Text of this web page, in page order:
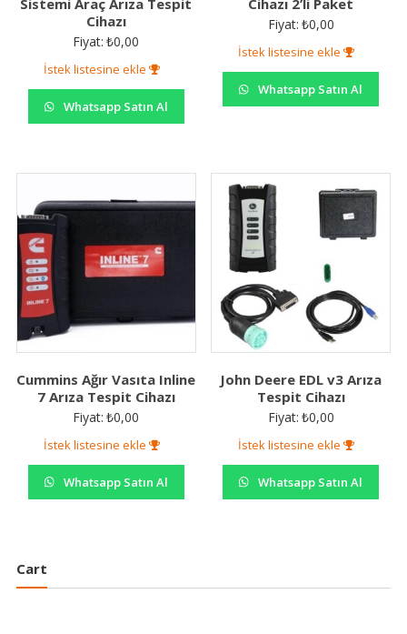
Cihazı
Fiyat: ₺0,00
İstek listesine ekle
Whatsapp Satın Al
Fiyat: ₺0,00
İstek listesine ekle
Whatsapp Satın Al
Cummins Ağır Vasıta Inline
7 Arıza Tespit Cihazı
Fiyat: ₺0,00
İstek listesine ekle
Whatsapp Satın Al
John Deere EDL v3 Arıza
Tespit Cihazı
Fiyat: ₺0,00
İstek listesine ekle
Whatsapp Satın Al
Cart